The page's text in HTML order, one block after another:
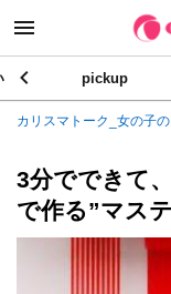
pickup
カリスマトーク_女の子
3分でできて
で作る”マス